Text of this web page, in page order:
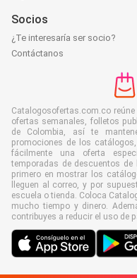
Socios
¿Te interesaría ser socio?
Contáctanos
Catalogosofertas.com.co
ofertas semanales, folletos
de Colombia, así te
promociones de los
fácilmente una oferta
temporadas de descuentos
primero en mostrar los
lleguen al correo, y por
escuela o tienda. Coloca
mucho tiempo y dinero.
contribuyes a reducir el uso de